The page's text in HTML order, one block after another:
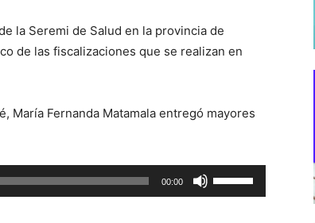
la Seremi de Salud en la provincia de
de las fiscalizaciones que se realizan en
María Fernanda Matamala entregó mayores
00:00
las